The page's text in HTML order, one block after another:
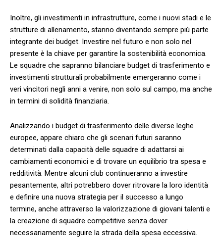
Inoltre, gli investimenti in⁣ infrastrutture, come i nuovi stadi e le
strutture di allenamento, ​stanno diventando sempre più ‌parte
integrante dei budget. Investire ‌nel futuro e non ⁣solo nel
presente è la chiave per garantire la sostenibilità⁢ economica.
Le squadre che sapranno bilanciare budget di trasferimento e
investimenti strutturali probabilmente emergeranno come i
veri vincitori negli anni a venire, non solo sul‌ campo, ma anche
in ‍termini di solidità⁤ finanziaria.
Analizzando i budget di trasferimento delle ‌diverse leghe
europee, appare chiaro che gli ⁣scenari futuri saranno
determinati dalla capacità delle squadre di adattarsi ai
cambiamenti economici e di trovare un equilibrio tra spesa e
redditività. Mentre ‌alcuni club ⁤continueranno a investire
pesantemente, altri potrebbero dover ritrovare la loro identità
‍e definire una⁤ nuova strategia per il successo ⁢a lungo
termine, anche attraverso ⁢la valorizzazione di ​giovani talenti e
‍la creazione di squadre ​competitive ‌senza dover
necessariamente seguire‍ la strada della spesa eccessiva.